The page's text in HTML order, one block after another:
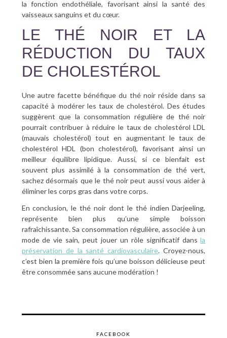
la fonction endothéliale, favorisant ainsi la santé des
vaisseaux sanguins et du cœur.
LE THÉ NOIR ET LA
RÉDUCTION DU TAUX
DE CHOLESTÉROL
Une autre facette bénéfique du thé noir réside dans sa
capacité à modérer les taux de cholestérol. Des études
suggèrent que la consommation régulière de thé noir
pourrait contribuer à réduire le taux de cholestérol LDL
(mauvais cholestérol) tout en augmentant le taux de
cholestérol HDL (bon cholestérol), favorisant ainsi un
meilleur équilibre lipidique. Aussi, si ce bienfait est
souvent plus assimilé à la consommation de thé vert,
sachez désormais que le thé noir peut aussi vous aider à
éliminer les corps gras dans votre corps.
En conclusion, le thé noir dont le thé indien Darjeeling,
représente bien plus qu’une simple boisson
rafraîchissante. Sa consommation régulière, associée à un
mode de vie sain, peut jouer un rôle significatif dansla
préservation de la santé cardiovasculaire. Croyez-nous,
c’est bien la première fois qu’une boisson délicieuse peut
être consommée sans aucune modération !
FACEBOOK